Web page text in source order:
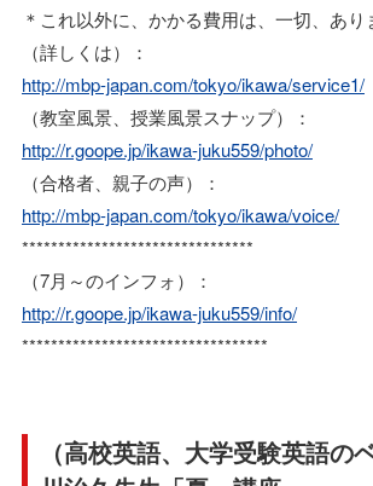
＊これ以外に、かかる費用は、一切、あり
（詳しくは）：
http://mbp-japan.com/tokyo/ikawa/service1/
（教室風景、授業風景スナップ）：
http://r.goope.jp/ikawa-juku559/photo/
（合格者、親子の声）：
http://mbp-japan.com/tokyo/ikawa/voice/
********************************
（7月～のインフォ）：
http://r.goope.jp/ikawa-juku559/info/
**********************************
（高校英語、大学受験英語の